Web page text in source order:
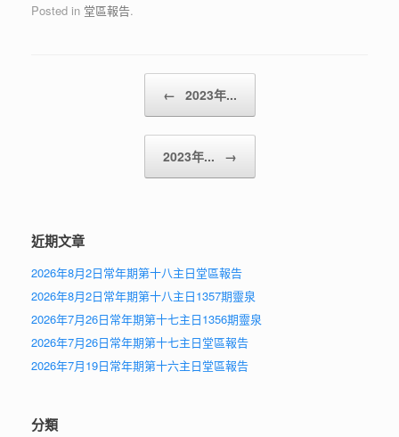
Posted in 堂區報告.
Post navigation
← 2023年...
2023年... →
近期文章
2026年8月2日常年期第十八主日堂區報告
2026年8月2日常年期第十八主日1357期靈泉
2026年7月26日常年期第十七主日1356期靈泉
2026年7月26日常年期第十七主日堂區報告
2026年7月19日常年期第十六主日堂區報告
分類